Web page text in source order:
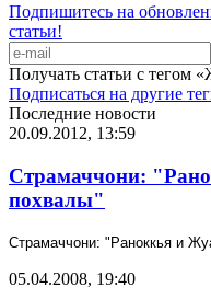
Подпишитесь на
статьи!
Получать статьи с тегом
Подписаться на другие
Последние новости
20.09.2012, 13:59
Страмаччони:
похвалы"
Страмаччони: "Раноккья и
05.04.2008, 19:40